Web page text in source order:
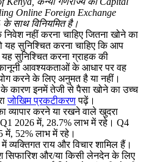
Online Foreign Exchange
साथ विनियमित है।
नहीं करना चाहिए जितना खोने का
सुनिश्चित करना चाहिए कि आप
सुनिश्चित करना ग्राहक की
कानूनी आवश्यकताओं के आधार पर वह
करने के लिए अनुमत है या नहीं।
कारण इनमें तेजी से पैसा खोने का उच्च
जोखिम प्रकटीकरणपढ़ें।
करने या रखने वाले खुदरा
2026 में, 28.7% लाभ में रहे। Q4
में, 52% लाभ में रहे।
व्यक्तिगत राय और विचार शामिल हैं।
सिफारिश और/या किसी लेनदेन के लिए